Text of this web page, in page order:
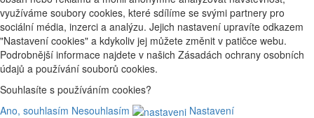
využíváme soubory cookies, které sdílíme se svými partnery pro
sociální média, inzerci a analýzu. Jejich nastavení upravíte odkazem
"Nastavení cookies" a kdykoliv jej můžete změnit v patičce webu.
Podrobnější informace najdete v našich Zásadách ochrany osobních
údajů a používání souborů cookies.
Souhlasíte s používáním cookies?
Ano, souhlasím Nesouhlasím Nastavení